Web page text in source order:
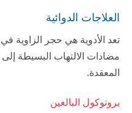
العلاجات الدوائية
تعد الأدوية هي حجر الزاوية
مضادات الالتهاب البسيطة إلى
المعقدة.
بروتوكول البالغين